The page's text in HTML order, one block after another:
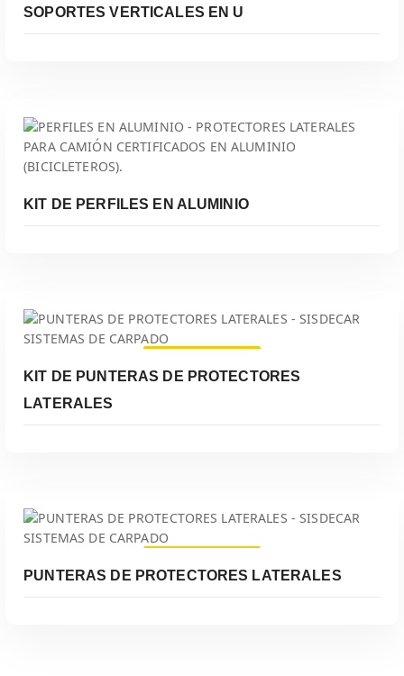
Leer Más
SOPORTES VERTICALES EN U
Leer Más
KIT DE PERFILES EN ALUMINIO
Leer Más
KIT DE PUNTERAS DE PROTECTORES
LATERALES
Leer Más
PUNTERAS DE PROTECTORES LATERALES